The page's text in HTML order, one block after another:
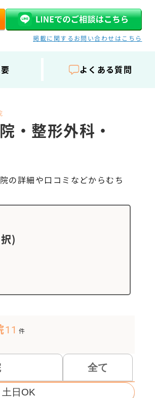
掲載に関するお問い合わせはこちら
よくある質問
・整形外科・
の詳細や口コミなどからむち
)
11 件
全て
土日OK